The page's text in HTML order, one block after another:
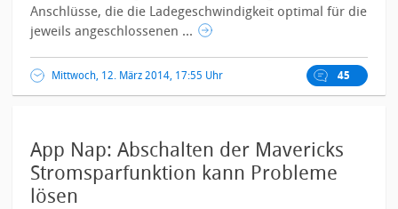
Anschlüsse, die die Ladegeschwindigkeit optimal für die
jeweils angeschlossenen ...
Mittwoch, 12. März 2014, 17:55 Uhr 45
App Nap: Abschalten der Mavericks
Stromsparfunktion kann Probleme
lösen